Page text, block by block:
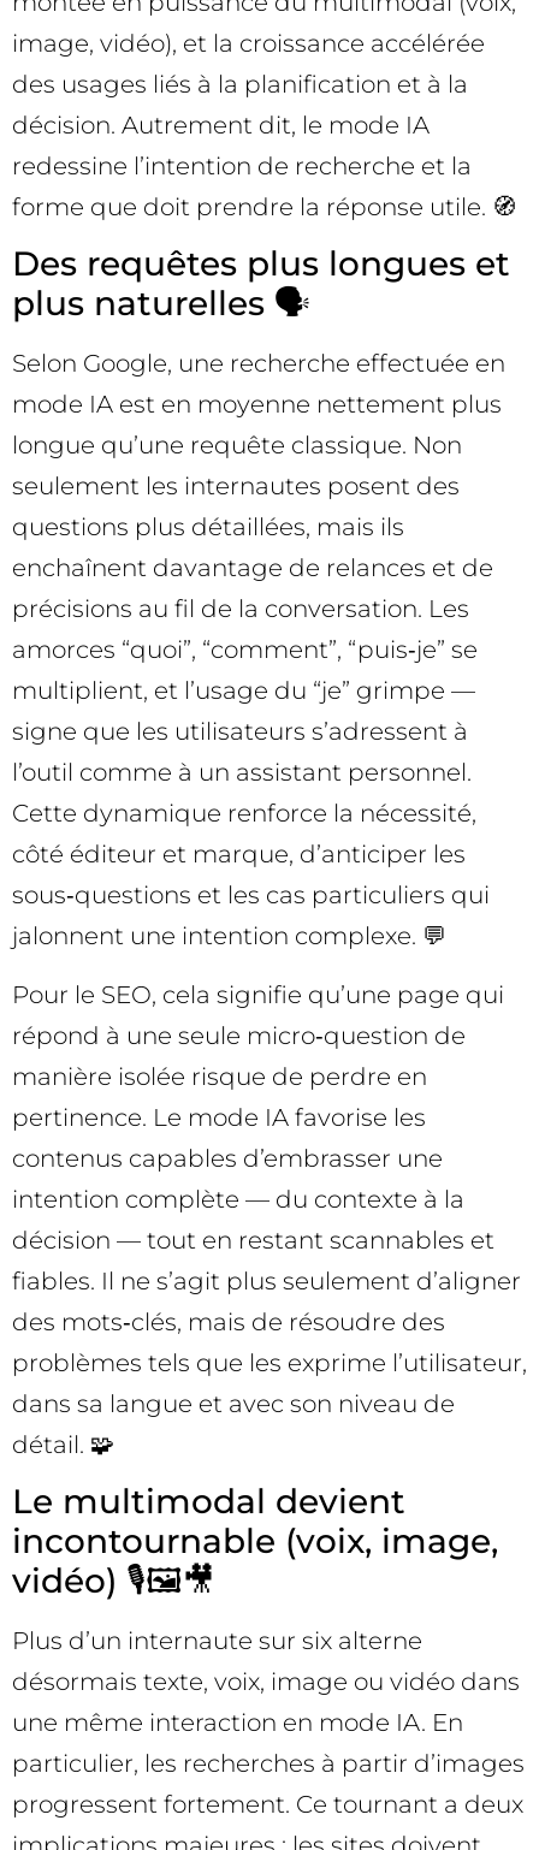
image, vidéo), et la croissance accélérée
des usages liés à la planification et à la
décision. Autrement dit, le mode IA
redessine l’intention de recherche et la
forme que doit prendre la réponse utile. 🧭
Des requêtes plus longues et
plus naturelles 🗣️
Selon Google, une recherche effectuée en
mode IA est en moyenne nettement plus
longue qu’une requête classique. Non
seulement les internautes posent des
questions plus détaillées, mais ils
enchaînent davantage de relances et de
précisions au fil de la conversation. Les
amorces “quoi”, “comment”, “puis‑je” se
multiplient, et l’usage du “je” grimpe —
signe que les utilisateurs s’adressent à
l’outil comme à un assistant personnel.
Cette dynamique renforce la nécessité,
côté éditeur et marque, d’anticiper les
sous‑questions et les cas particuliers qui
jalonnent une intention complexe. 💬
Pour le SEO, cela signifie qu’une page qui
répond à une seule micro‑question de
manière isolée risque de perdre en
pertinence. Le mode IA favorise les
contenus capables d’embrasser une
intention complète — du contexte à la
décision — tout en restant scannables et
fiables. Il ne s’agit plus seulement d’aligner
des mots‑clés, mais de résoudre des
problèmes tels que les exprime l’utilisateur,
dans sa langue et avec son niveau de
détail. 🧩
Le multimodal devient
incontournable (voix, image,
vidéo) 🎙️🖼️🎥
Plus d’un internaute sur six alterne
désormais texte, voix, image ou vidéo dans
une même interaction en mode IA. En
particulier, les recherches à partir d’images
progressent fortement. Ce tournant a deux